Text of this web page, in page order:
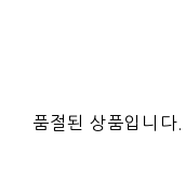
품절된 상품입니다.